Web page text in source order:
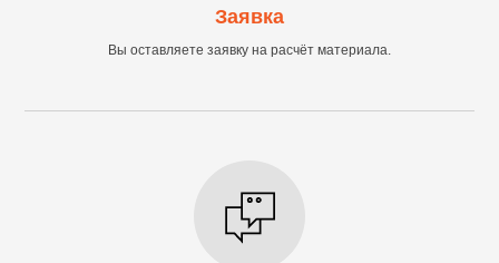
Заявка
Вы оставляете заявку на расчёт материала.